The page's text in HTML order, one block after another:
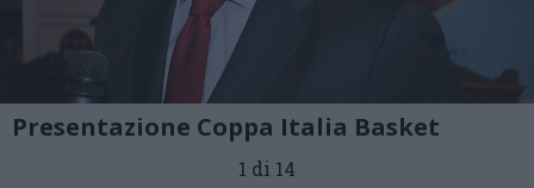
Presentazione Coppa Italia Basket
1 di 14